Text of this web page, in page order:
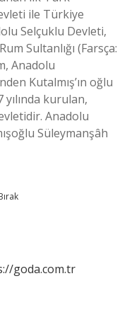
ile Türkiye
Selçuklu Devleti,
Sultanlığı (Farsça:
Kutalmış’ın oğlu
kurulan,
Anadolu
Süleymanşâh
goda.com.tr